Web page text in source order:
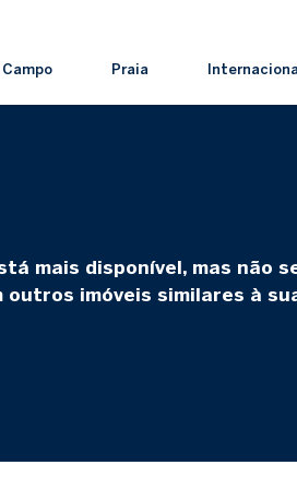
Campo Praia Internacional
mais disponível, mas não
outros imóveis similares à